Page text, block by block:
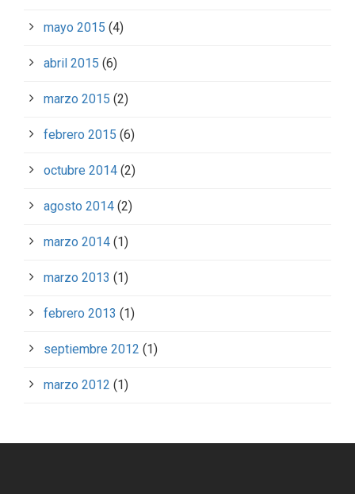
mayo 2015 (4)
abril 2015 (6)
marzo 2015 (2)
febrero 2015 (6)
octubre 2014 (2)
agosto 2014 (2)
marzo 2014 (1)
marzo 2013 (1)
febrero 2013 (1)
septiembre 2012 (1)
marzo 2012 (1)